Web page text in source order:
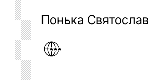
Понька Святослав